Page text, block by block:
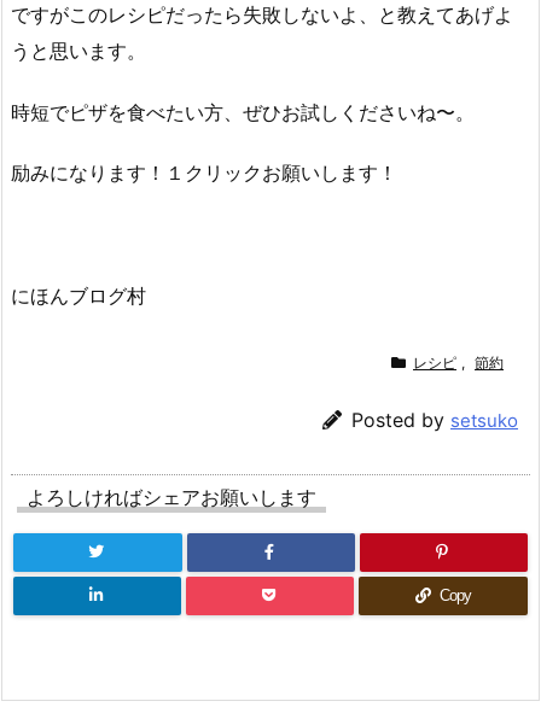
ですがこのレシピだったら失敗しないよ、と教えてあげよ
うと思います。
時短でピザを食べたい方、ぜひお試しくださいね〜。
励みになります！１クリックお願いします！
にほんブログ村
レシピ , 節約
Posted by setsuko
よろしければシェアお願いします
Copy